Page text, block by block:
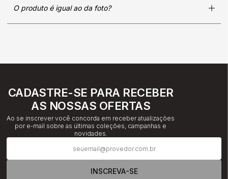
O produto é igual ao da foto?
CADASTRE-SE PARA RECEBER
AS NOSSAS OFERTAS
Ao se inscrever você concorda em receber atualizações
por e-mail sobre as últimas coleções, campanhas e
novidades.
INSCREVA-SE